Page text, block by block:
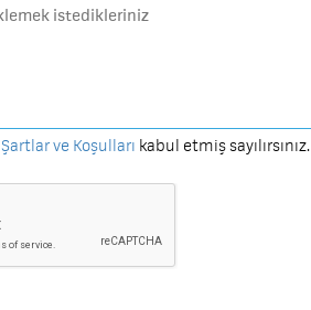
Şartlar ve Koşulları kabul etmiş sayılırsınız.